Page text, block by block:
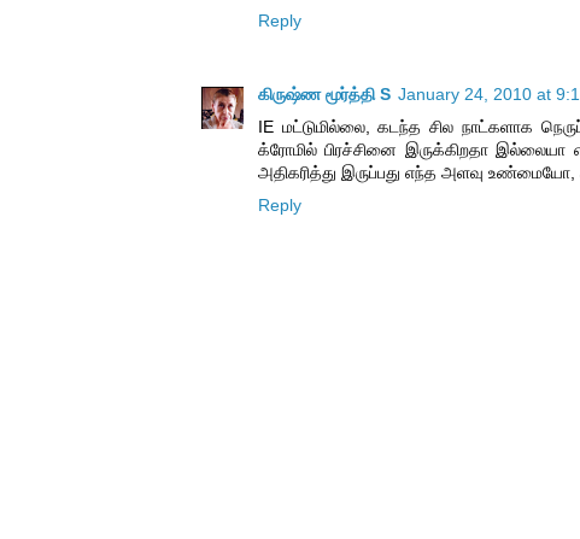
Reply
கிருஷ்ண மூர்த்தி S January 24, 2010 at
IE மட்டுமில்லை, கடந்த சில நாட்களாக
க்ரோமில் பிரச்சினை இருக்கிறதா
அதிகரித்து இருப்பது எந்த அளவு உண்மையோ,
Reply